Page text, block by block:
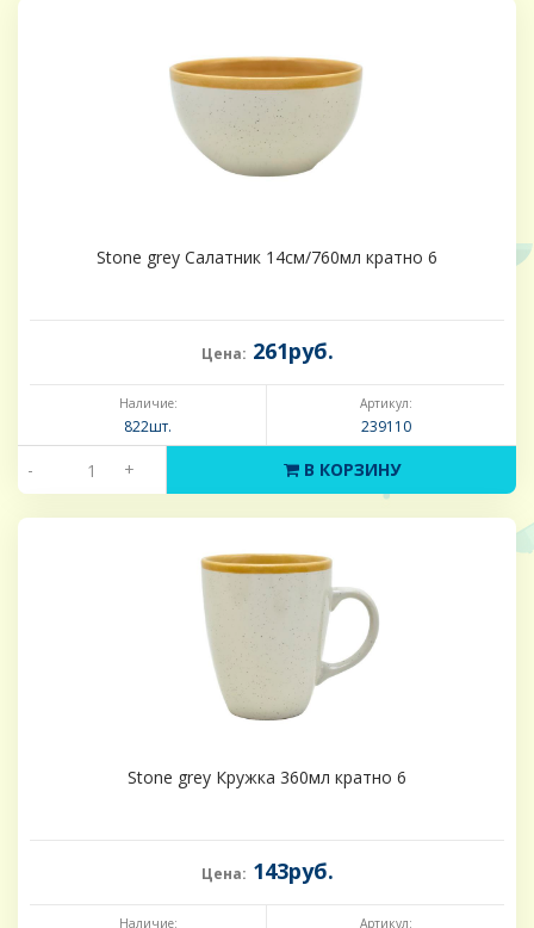
Stone grey Салатник 14см/760мл кратно 6
Цена: 261руб.
Наличие:
822шт.
Артикул:
239110
- + В КОРЗИНУ
Stone grey Кружка 360мл кратно 6
Цена: 143руб.
Наличие: Артикул: